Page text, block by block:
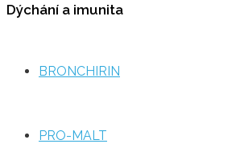
Dýchání a imunita
BRONCHIRIN
PRO-MALT